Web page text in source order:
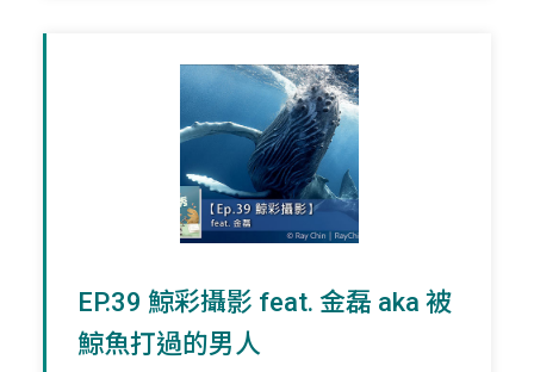
EP.39 鯨彩攝影 feat. 金磊 aka 被
鯨魚打過的男人